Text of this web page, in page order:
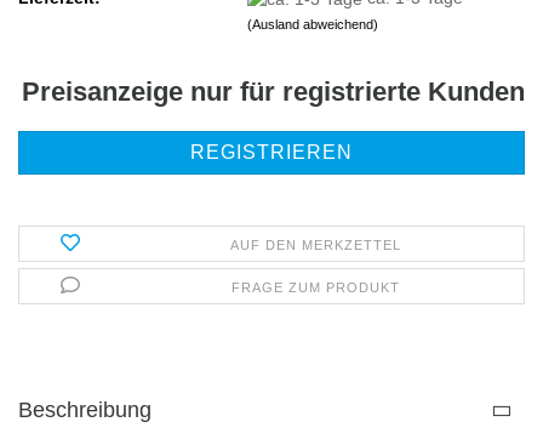
(Ausland abweichend)
Preisanzeige nur für registrierte Kunden
REGISTRIEREN
AUF DEN MERKZETTEL
FRAGE ZUM PRODUKT
Beschreibung